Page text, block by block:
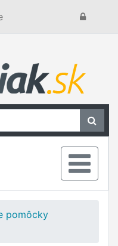
pomôcky